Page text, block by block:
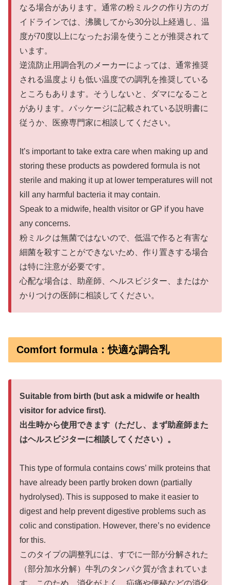
なる場合があります。通常の粉ミルクの作り方のガ
イドラインでは、沸騰してから30分以上経過し、温
度が70度以上になったお湯を使うことが推奨されて
います。
逆流防止用調合乳のメーカーによっては、通常推奨
される温度よりも低い温度での調乳を推奨している
ところもあります。そうしないと、ダマになること
があります。パッケージに記載されている説明書に
従うか、医療専門家に相談してください。
It’s important to take extra care when making up and
storing these products as powdered formula is not
sterile and making it up at lower temperatures will not
kill any harmful bacteria it may contain.
Speak to a midwife, health visitor or GP if you have
any concerns.
粉ミルクは無菌ではないので、低温で作ると有害な
細菌を殺すことができないため、作り置きする場合
は特に注意が必要です。
心配な場合は、助産師、ヘルスビジター、またはか
かりつけの医師に相談してください。
Comfort formula：快適な調合乳
Suitable from birth (but ask a midwife or health
visitor for advice first).
出生時から使用できます （ただし、まず助産師また
はヘルスビジターに相談してください）。
This type of formula contains cows’ milk proteins that
have already been partly broken down (partially
hydrolysed). This is supposed to make it easier to
digest and help prevent digestive problems such as
colic and constipation. However, there’s no evidence
for this.
このタイプの調整乳には、すでに一部が分解された
（部分加水分解）牛乳のタンパク質が含まれていま
す。このため、消化がよく、疝痛や便秘などの消化